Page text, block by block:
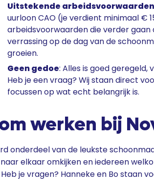
Uitstekende arbeidsvoorwaarden
uurloon CAO (je verdient minimaal €
arbeidsvoorwaarden die verder gaan
verrassing op de dag van de
groeien.
Geen gedoe: Alles is goed
Heb je een vraag? Wij staan direct
focussen op wat echt belangrijk is.
werken bij
onderdeel van de leukste
elkaar omkijken en iedereen
je vragen? Hanneke en Bo staan